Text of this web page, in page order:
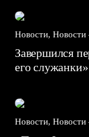
Новости,
Завершился
его
Новости,